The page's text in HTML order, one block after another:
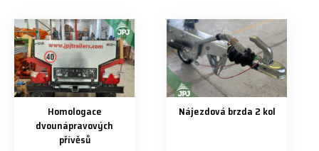
Homologace
dvounápravových
přívěsů
Nájezdová brzda 2 kol